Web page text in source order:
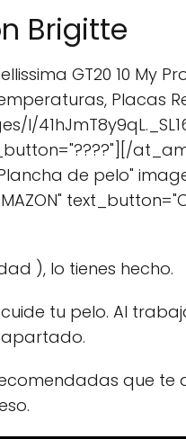
Brigitte
GT20 10 My
Placas
Plancha de pelo"
), lo tienes hecho.
tu pelo. Al
apartado.
que